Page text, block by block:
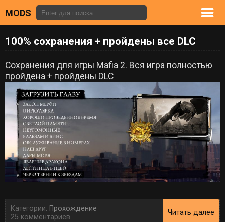
MODS
100% сохранения + пройдены все DLC
Сохранения для игры Mafia 2. Вся игра полностью
пройдена + пройдены DLC
Категории: Прохождение
25 комментариев
Читать далее